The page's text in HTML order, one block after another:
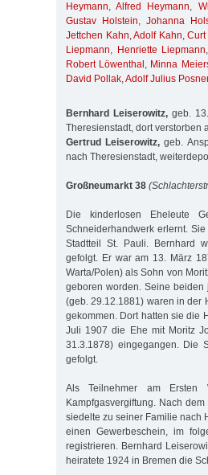
Heymann,Alfred Heymann,
Gustav Holstein, Johanna
Jettchen Kahn,Adolf Kahn, Curt
Liepmann, Henriette Liepmann,
Robert Löwenthal , Minna
David Pollak,Adolf Julius Posner
Bernhard Leiserowitz, geb.
Theresienstadt, dort verstorben
Gertrud Leiserowitz, geb.
nach Theresienstadt,
Großneumarkt 38
Die kinderlosen Eheleute
Schneiderhandwerk erlernt.
Stadtteil St. Pauli. Bernhard
gefolgt. Er war am 13. März
Warta/Polen) als Sohn von
geboren worden. Seine
(geb. 29.12.1881) waren in der
gekommen. Dort hatten sie die
Juli 1907 die Ehe mit Moritz
31.3.1878) eingegangen. Die
gefolgt.
Als Teilnehmer am Ersten
Kampfgasvergiftung. Nach
siedelte zu seiner Familie nach
einen Gewerbeschein, im
registrieren. Bernhard
heiratete 1924 in Bremen die